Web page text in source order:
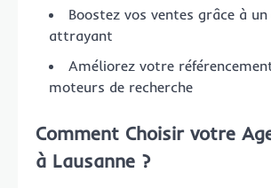
Boostez vos ventes grâce à
attrayant
Améliorez votre
moteurs de recherche
Comment Choisir votre
à Lausanne ?